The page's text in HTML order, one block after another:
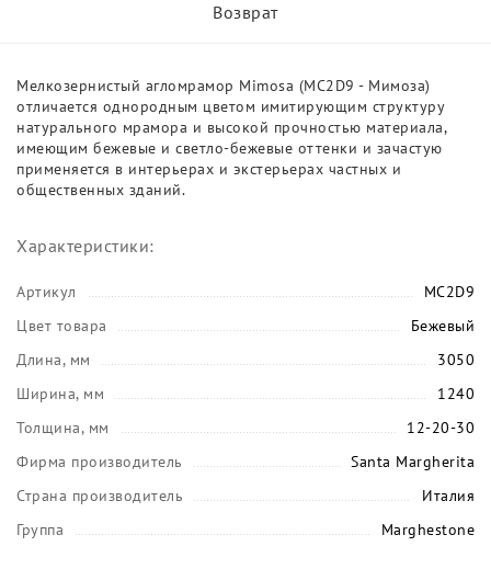
Возврат
Мелкозернистый агломрамор Mimosa (MC2D9 - Мимоза)
отличается однородным цветом имитирующим структуру
натурального мрамора и высокой прочностью материала,
имеющим бежевые и светло-бежевые оттенки и зачастую
применяется в интерьерах и экстерьерах частных и
общественных зданий.
Характеристики:
Артикул
MC2D9
Цвет товара
Бежевый
Длина, мм
3050
Ширина, мм
1240
Толщина, мм
12-20-30
Фирма производитель
Santa Margherita
Страна производитель
Италия
Группа
Marghestone